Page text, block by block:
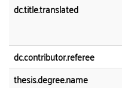
dc.title.translated
dc.contributor.referee
thesis.degree.name